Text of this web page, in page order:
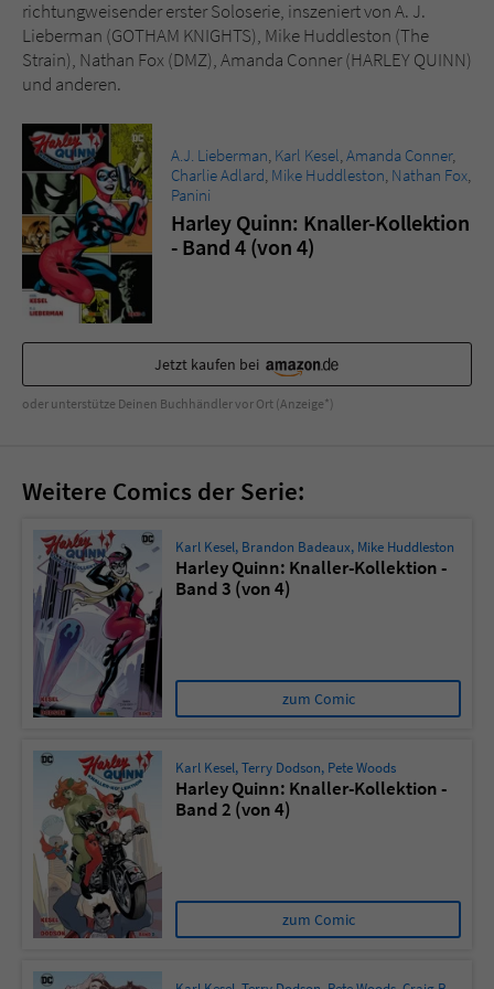
richtungweisender erster Soloserie, inszeniert von A. J.
Lieberman (GOTHAM KNIGHTS), Mike Huddleston (The
Strain), Nathan Fox (DMZ), Amanda Conner (HARLEY QUINN)
und anderen.
A.J. Lieberman, Karl Kesel,Amanda Conner,
Charlie Adlard, Mike Huddleston, Nathan Fox,
Panini
Harley Quinn: Knaller-Kollektion
- Band 4 (von 4)
Jetzt kaufen bei
oder unterstütze Deinen Buchhändler vor Ort (Anzeige*)
Weitere Comics der Serie:
Karl Kesel, Brandon Badeaux, Mike Huddleston
Harley Quinn: Knaller-Kollektion -
Band 3 (von 4)
zum Comic
Karl Kesel,Terry Dodson, Pete Woods
Harley Quinn: Knaller-Kollektion -
Band 2 (von 4)
zum Comic
Sicherheitscode des Kontaktformulars zu
überprüfen.